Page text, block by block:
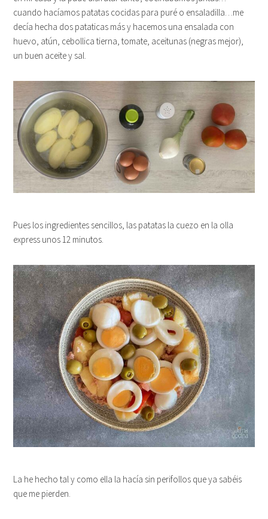
cuando hacíamos patatas cocidas para puré o ensaladilla…me
decía hecha dos pataticas más y hacemos una ensalada con
huevo, atún, cebollica tierna, tomate, aceitunas (negras mejor),
un buen aceite y sal.
Pues los ingredientes sencillos, las patatas la cuezo en la olla
express unos 12 minutos.
La he hecho tal y como ella la hacía sin perifollos que ya sabéis
que me pierden.